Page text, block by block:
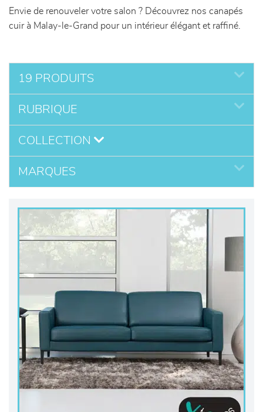
Envie de renouveler votre salon ? Découvrez nos canapés
cuir à Malay-le-Grand pour un intérieur élégant et raffiné.
19 PRODUITS
RUBRIQUE
COLLECTION
MARQUES